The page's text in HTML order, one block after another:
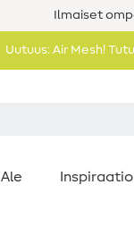
Ilmaiset
Uutuus: Air Mesh!
Ale Inspiraatio